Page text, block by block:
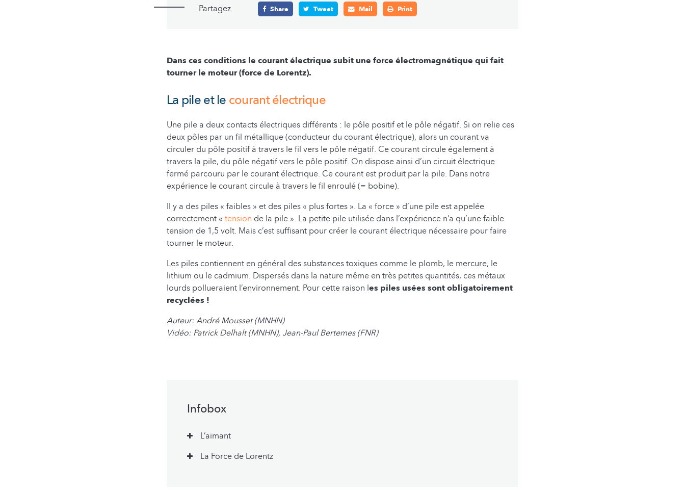
Partagez Share Tweet Mail Print
Dans ces conditions le courant électrique subit une force électromagnétique qui fait
tourner le moteur (force de Lorentz).
La pile et le courant électrique
Une pile a deux contacts électriques différents : le pôle positif et le pôle négatif. Si on relie ces
deux pôles par un fil métallique (conducteur du courant électrique), alors un courant va
circuler du pôle positif à travers le fil vers le pôle négatif. Ce courant circule également à
travers la pile, du pôle négatif vers le pôle positif. On dispose ainsi d’un circuit électrique
fermé parcouru par le courant électrique. Ce courant est produit par la pile. Dans notre
expérience le courant circule à travers le fil enroulé (= bobine).
Il y a des piles « faibles » et des piles « plus fortes ». La « force » d’une pile est appelée
correctement « tension de la pile ». La petite pile utilisée dans l’expérience n’a qu’une faible
tension de 1,5 volt. Mais c’est suffisant pour créer le courant électrique nécessaire pour faire
tourner le moteur.
Les piles contiennent en général des substances toxiques comme le plomb, le mercure, le
lithium ou le cadmium. Dispersés dans la nature même en très petites quantités, ces métaux
lourds pollueraient l’environnement. Pour cette raison les piles usées sont obligatoirement
recyclées !
Auteur: André Mousset (MNHN)
Vidéo: Patrick Delhalt (MNHN), Jean-Paul Bertemes (FNR)
Infobox
L’aimant
La Force de Lorentz